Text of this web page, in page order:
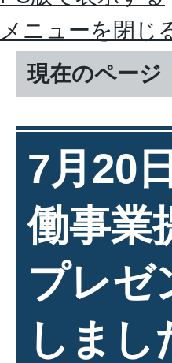
メニューを閉じ
現在のページ
7月20
働事業
プレゼ
しまし